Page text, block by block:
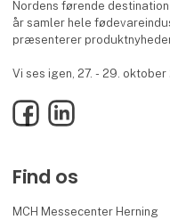
Nordens førende
år samler hele
præsenterer
Vi ses igen, 27. - 29.
FacebookLinkedIn
Find os
MCH Messecenter Herning